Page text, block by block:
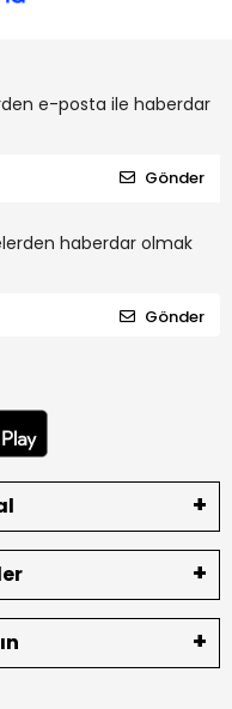
e-posta ile haberdar
Gönder
haberdar olmak
Gönder